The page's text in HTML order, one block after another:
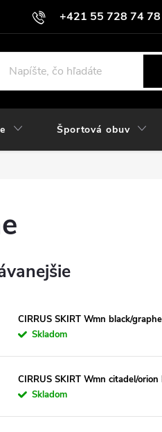
+421 55 728 74 78
Kontakt Hodnotenie obchodu
Športová obuv
CIRRUS SKIRT Wmn black/
Skladom
CIRRUS SKIRT Wmn citadel/orion
Skladom